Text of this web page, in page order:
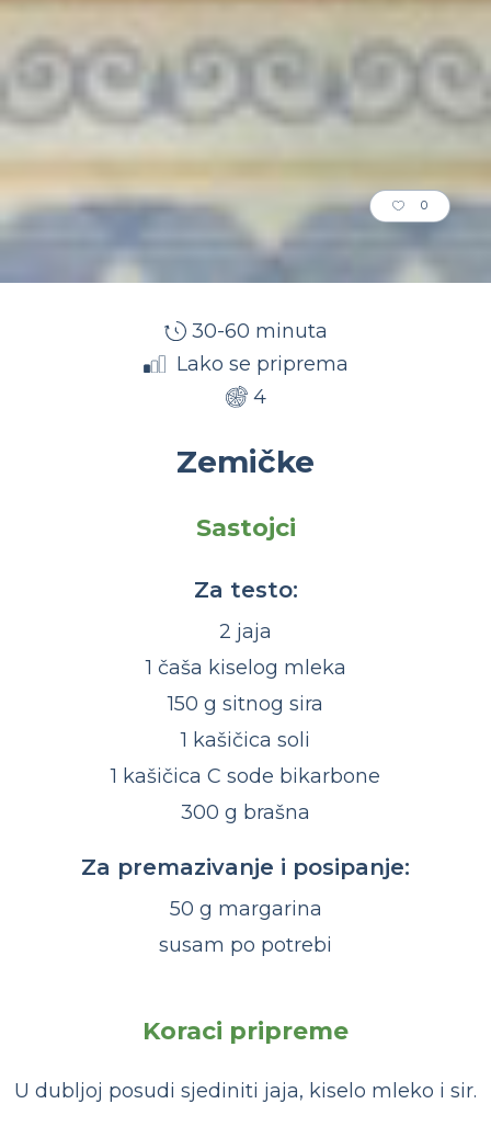
0
30-60 minuta
Lako se priprema
4
Zemičke
Sastojci
Za testo:
2 jaja
1 čaša kiselog mleka
150 g sitnog sira
1 kašičica soli
1 kašičica C sode bikarbone
300 g brašna
Za premazivanje i posipanje:
50 g margarina
susam po potrebi
Koraci pripreme
U dubljoj posudi sjediniti jaja, kiselo mleko i sir.